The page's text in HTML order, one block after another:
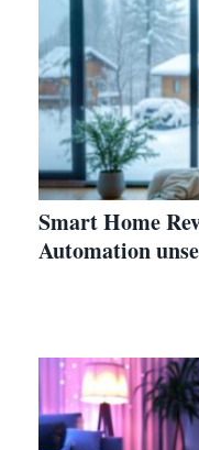
Smart Home
Automation